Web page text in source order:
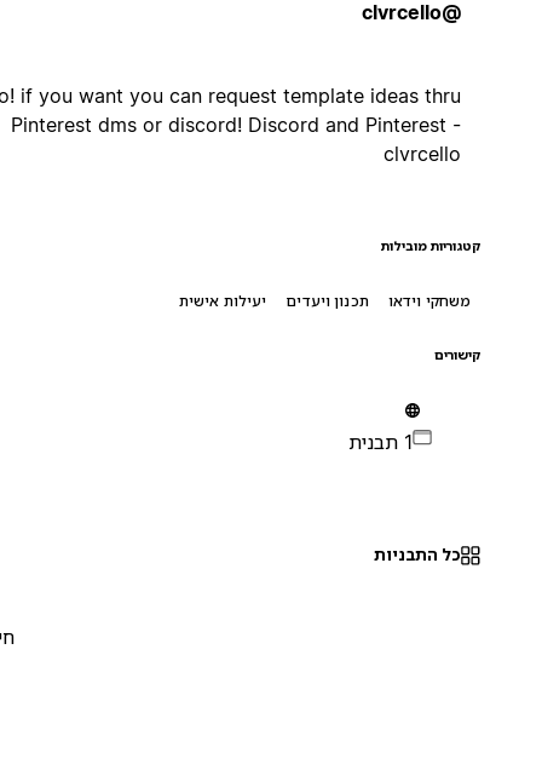
Hello! if you want you can request template ideas thru
Pinterest dms or discord! Discord and Pinterest -
clvrcello
קטגוריות מובילות
משחקי וידאו תכנון ויעדים יעילות אישית
כל התבניות
0